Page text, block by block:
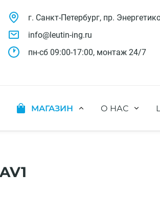
г. Санкт-Петербург, пр.
info@leutin-ing.ru
пн-сб 09:00-17:00, монтаж 24/7
систем
МАГАЗИН О НАС